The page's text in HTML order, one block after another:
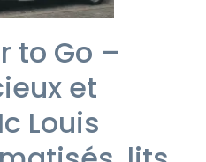
to Go –
et
Louis